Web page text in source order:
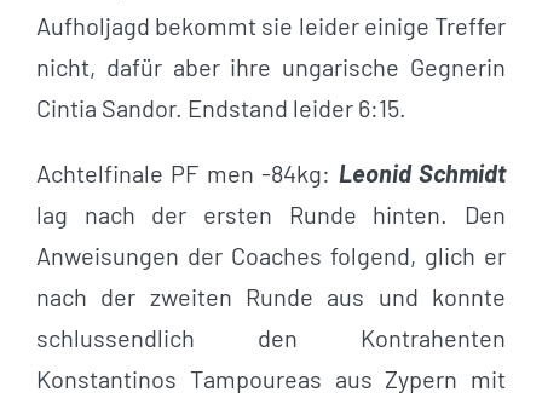
Aufholjagd bekommt sie leider einige Treffer
nicht, dafür aber ihre ungarische Gegnerin
Cintia Sandor. Endstand leider 6:15.
Achtelfinale PF men -84kg: Leonid Schmidt
lag nach der ersten Runde hinten. Den
Anweisungen der Coaches folgend, glich er
nach der zweiten Runde aus und konnte
schlussendlich den Kontrahenten
Konstantinos Tampoureas aus Zypern mit